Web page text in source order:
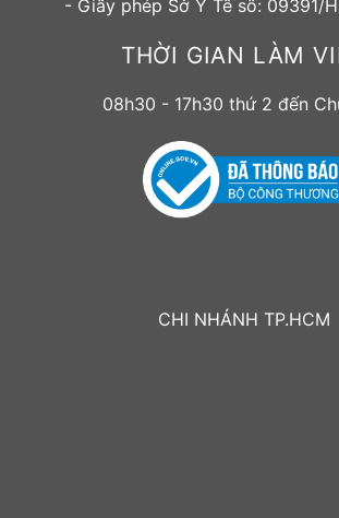
- Giấy phép Sở Y Tế số: 09391/
THỜI GIAN LÀM
08h30 - 17h30 thứ 2 đến
CHI NHÁNH TP.HCM